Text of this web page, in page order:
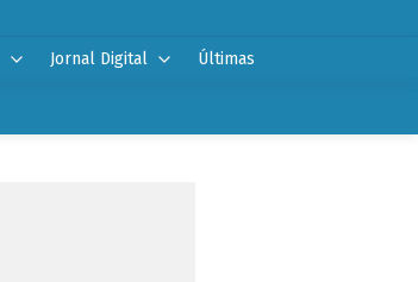
Jornal Digital Últimas